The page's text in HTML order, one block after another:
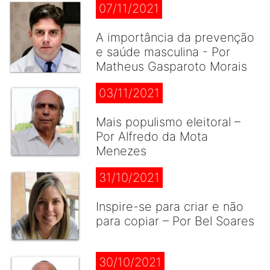
07/11/2021
A importância da prevenção
e saúde masculina - Por
Matheus Gasparoto Morais
03/11/2021
Mais populismo eleitoral –
Por Alfredo da Mota
Menezes
31/10/2021
Inspire-se para criar e não
para copiar – Por Bel Soares
30/10/2021